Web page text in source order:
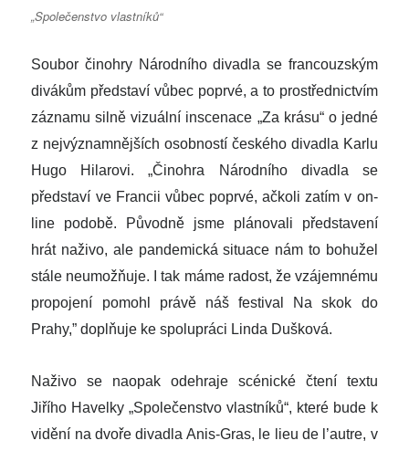
„Společenstvo vlastníků“
Soubor činohry Národního divadla se francouzským
divákům představí vůbec poprvé, a to prostřednictvím
záznamu silně vizuální inscenace „Za krásu“ o jedné
z nejvýznamnějších osobností českého divadla Karlu
Hugo Hilarovi. „Činohra Národního divadla se
představí ve Francii vůbec poprvé, ačkoli zatím v on-
line podobě. Původně jsme plánovali představení
hrát naživo, ale pandemická situace nám to bohužel
stále neumožňuje. I tak máme radost, že vzájemnému
propojení pomohl právě náš festival Na skok do
Prahy,” doplňuje ke spolupráci Linda Dušková.
Naživo se naopak odehraje scénické čtení textu
Jiřího Havelky „Společenstvo vlastníků“, které bude k
vidění na dvoře divadla Anis-Gras, le lieu de l’autre, v